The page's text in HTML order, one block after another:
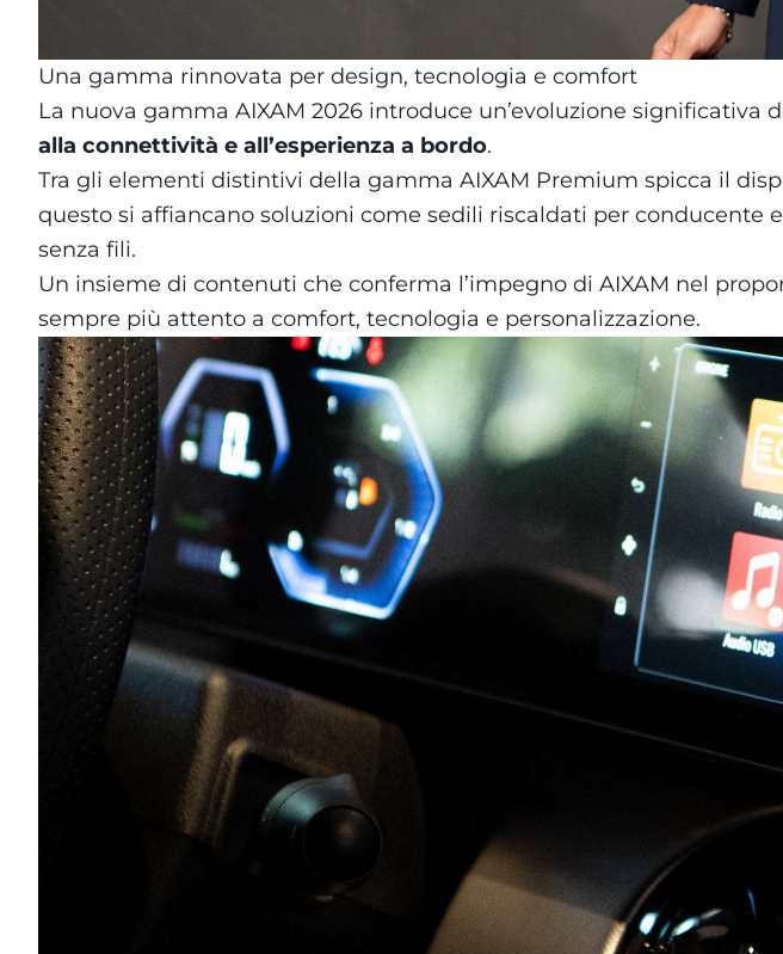
Una gamma rinnovata per design, tecnologia e comfort
La nuova gamma AIXAM 2026 introduce un’evoluzione significativa
alla connettività e all’esperienza a bordo.
Tra gli elementi distintivi della gamma AIXAM Premium spicca il
questo si affiancano soluzioni come sedili riscaldati per conducente
senza fili.
Un insieme di contenuti che conferma l’impegno di AIXAM nel
sempre più attento a comfort, tecnologia e personalizzazione.